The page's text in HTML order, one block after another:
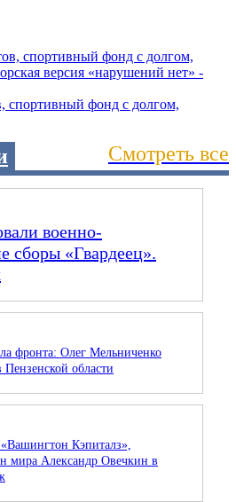
спортивный фонд с долгом,
Смотреть все
военно-
сборы «Гвардеец».
фронта: Олег Мельниченко
Пензенской области
Кэпиталз»,
мира Александр Овечкин в